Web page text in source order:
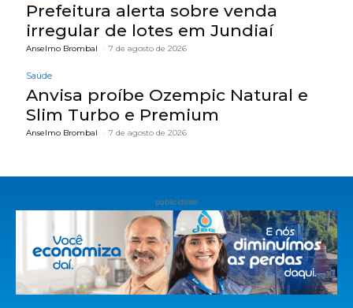
Prefeitura alerta sobre venda
irregular de lotes em Jundiaí
Anselmo Brombal - 7 de agosto de 2026
Saúde
Anvisa proíbe Ozempic Natural e
Slim Turbo e Premium
Anselmo Brombal - 7 de agosto de 2026
publicidade